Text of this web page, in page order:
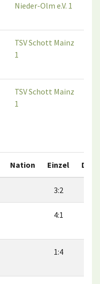
Nieder-Olm e.V. 1
TSV Schott Mainz
1
TSV Schott Mainz
1
Nation Einzel
3:2
4:1
1:4